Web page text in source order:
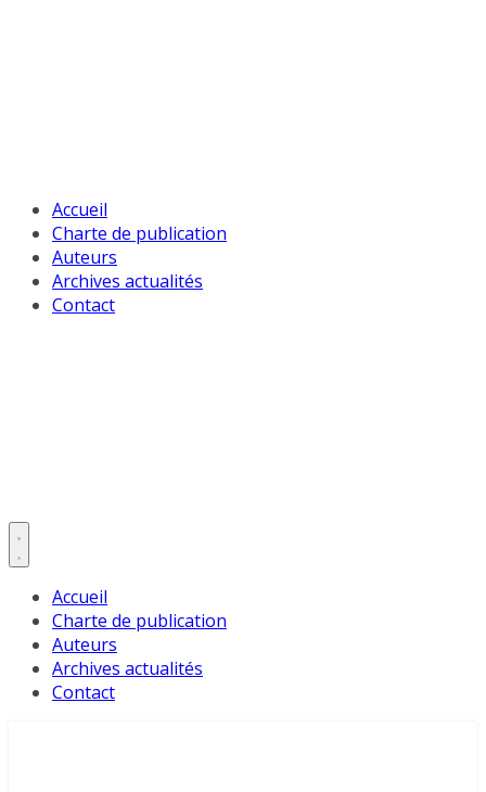
Accueil
Charte de publication
Auteurs
Archives actualités
Contact
Accueil
Charte de publication
Auteurs
Archives actualités
Contact